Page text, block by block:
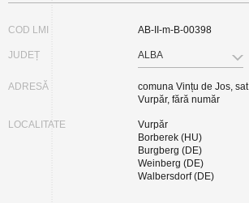
COD LMI AB-II-m-B-00398
JUDEȚ ALBA
ADRESĂ
comuna Vințu de Jos, sat
Vurpăr, fără număr
LOCALITATE
Vurpăr
Borberek (HU)
Burgberg (DE)
Weinberg (DE)
Walbersdorf (DE)